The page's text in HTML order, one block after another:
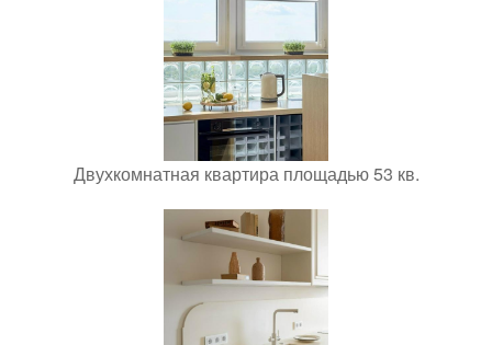
Двухкомнатная квартира площадью 53 кв.